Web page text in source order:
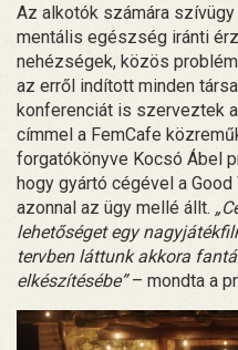
Az alkotók számára
mentális egészség iránti
nehézségek, közös
az erről indított minden
konferenciát is szerveztek
címmel a FemCafe
forgatókönyve Kocsó Ábel
hogy gyártó cégével a
azonnal az ügy mellé állt.
lehetőséget egy
tervben láttunk akkora
elkészítésébe”– mondta a